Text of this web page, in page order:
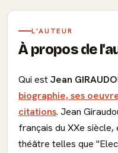
L'AUTEUR
À propos de
Qui estJean
biographie, ses
citations. Jean
français du XXe siècle,
théâtre telles que